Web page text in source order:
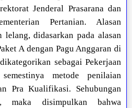
Jenderal Prasarana dan
Pertanian. Alasan
lelang, didasarkan pada alasan
A dengan Pagu Anggaran di
sebagai Pekerjaan
metode penilaian
Pra Kualifikasi. Sehubungan
maka disimpulkan bahwa